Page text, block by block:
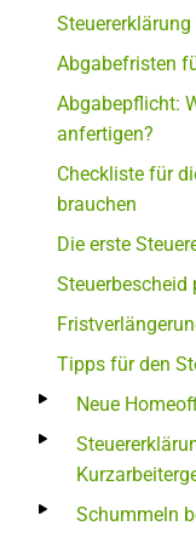
Abgabefristen
Abgabepflicht:
anfertigen?
Checkliste für
brauchen
Die erste
Steuerbescheid
Tipps für den
Neue
Schummeln